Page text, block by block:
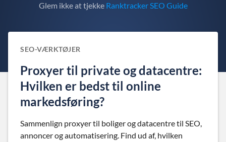
Glem ikke at tjekke Ranktracker SEO Guide
SEO-VÆRKTØJER
Proxyer til private og datacentre:
Hvilken er bedst til online
markedsføring?
Sammenlign proxyer til boliger og datacentre til SEO,
annoncer og automatisering. Find ud af, hvilken